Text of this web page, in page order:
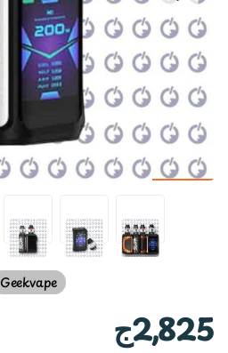
Geekvape
2,825ج